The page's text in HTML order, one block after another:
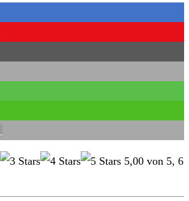
5,00 von 5, 6